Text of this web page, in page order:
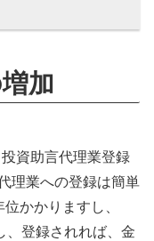
加
資助言代理業登録
理業への登録は簡単
かかりますし、
、登録されれば、金